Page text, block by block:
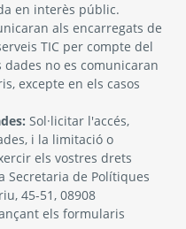
en interès públic.
als encarregats de
TIC per compte del
no es comunicaran
excepte en els casos
Sol·licitar l'accés,
i la limitació o
els vostres drets
Secretaria de Polítiques
45-51, 08908
els formularis